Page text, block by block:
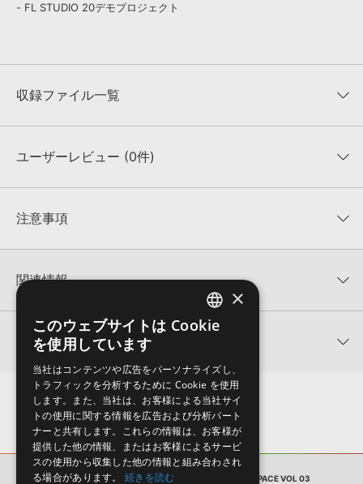
- FL STUDIO 20デモプロジェクト
収録ファイル一覧
収録ファイル一覧
ユーザーレビュー (0件)
★★★★★
★5
★2
★1
0%
レビューをもっと見る »
注意事項
KONTAKTフォーマットは、
でお使いいただけます。無償版のKONTAKT PLAYERではお使いい
ただけませんので、ご注意ください。また、「ライブラリ・タブ」
への表示にも対応しておりません。
4GBを超えるデータに関するご注意：
FAT32でフォーマットされた
HDDには、1ファイル4GBを超えるデータを格納することができま
せん。データ容量が4GBを超えるダウンロード製品をご購入いただ
きます際には、NTFSやHFS＋でフォーマットされたHDDをご用意
いただく必要がございます。
製品の購入手続き完了後、受注確認メールとシリアルナンバーをお
知らせするメールの2通が送信されます。メールに記載されており
ます説明に沿って、製品のダウンロード／導入を行って下さい。
関連情報
NANO MUSIK LOOPS 製品一覧
NANOTRANCE - OUTER SPACE VOL 03のサポート情報
関連サポート情報
2022.06.06
Reveal Sound社『SPIRE』のプリセット追加方法
2022.06.06
LennarDigital社「Sylenth1」のプリセット追加方法
サンプルパック NANOTRANCE - OUTER SPACE VOL 03
ENGLISH
×
このウェブサイトは Cookie
を使用しています
当社はコンテンツや広告をパーソナライズし、
トラフィックを分析するために Cookie を使用
します。また、当社は、お客様による当社サイ
トの使用に関する情報を広告および分析パート
ナーと共有します。これらの情報は、お客様が
提供した他の情報、またはお客様によるサービ
スの使用から収集した他の情報と組み合わされ
る場合があります。
続きを読む